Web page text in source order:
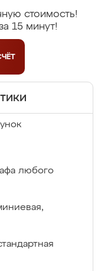
стоимость!
15 минут!
любого